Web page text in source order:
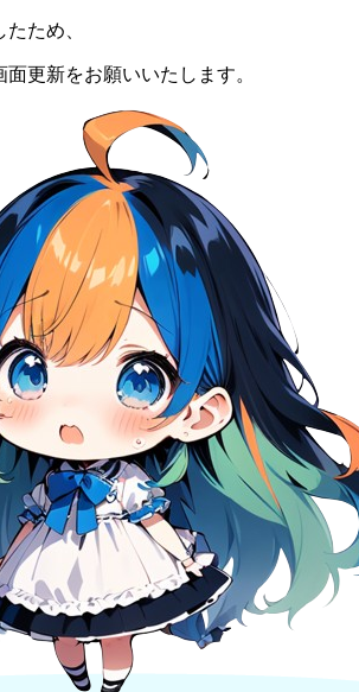
ため、
更新をお願いいたします。